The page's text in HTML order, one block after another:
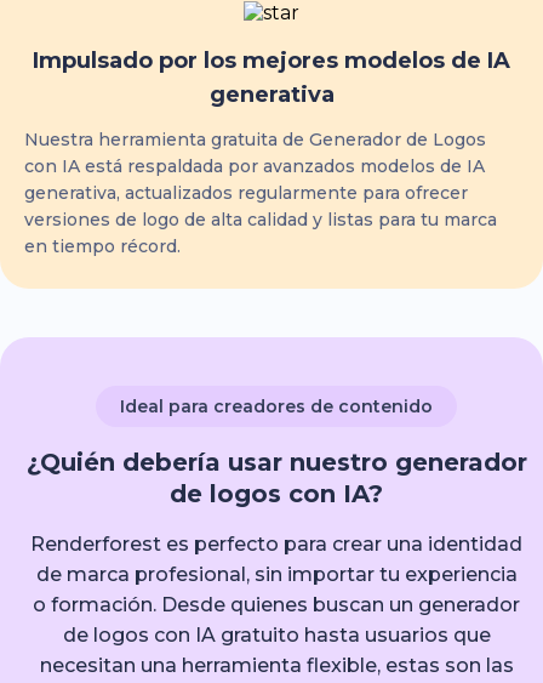
Impulsado por los mejores modelos de IA
generativa
Nuestra herramienta gratuita de Generador de Logos
con IA está respaldada por avanzados modelos de IA
generativa, actualizados regularmente para ofrecer
versiones de logo de alta calidad y listas para tu marca
en tiempo récord.
Ideal para creadores de contenido
¿Quién debería usar nuestro generador
de logos con IA?
Renderforest es perfecto para crear una identidad
de marca profesional, sin importar tu experiencia
o formación. Desde quienes buscan un generador
de logos con IA gratuito hasta usuarios que
necesitan una herramienta flexible, estas son las